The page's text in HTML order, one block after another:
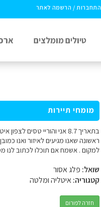
התחברות / הרשמה לאתר
טיולים מומלצים
מומחי תיירות
בתאריך 8.7 אני והוריי
ראשונה שאנו מגיעים לאיזור ואנו
למקום . אשמח אם תוכלו לכתוב לנו
שואל: פלג אסור
קטגוריה:איטליה ומלטה
חזרה לפורום